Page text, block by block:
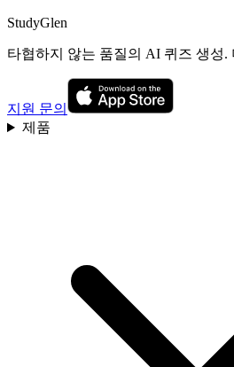
StudyGlen
타협하지 않는 품질의 AI 퀴즈 생성.
지원 문의
제품